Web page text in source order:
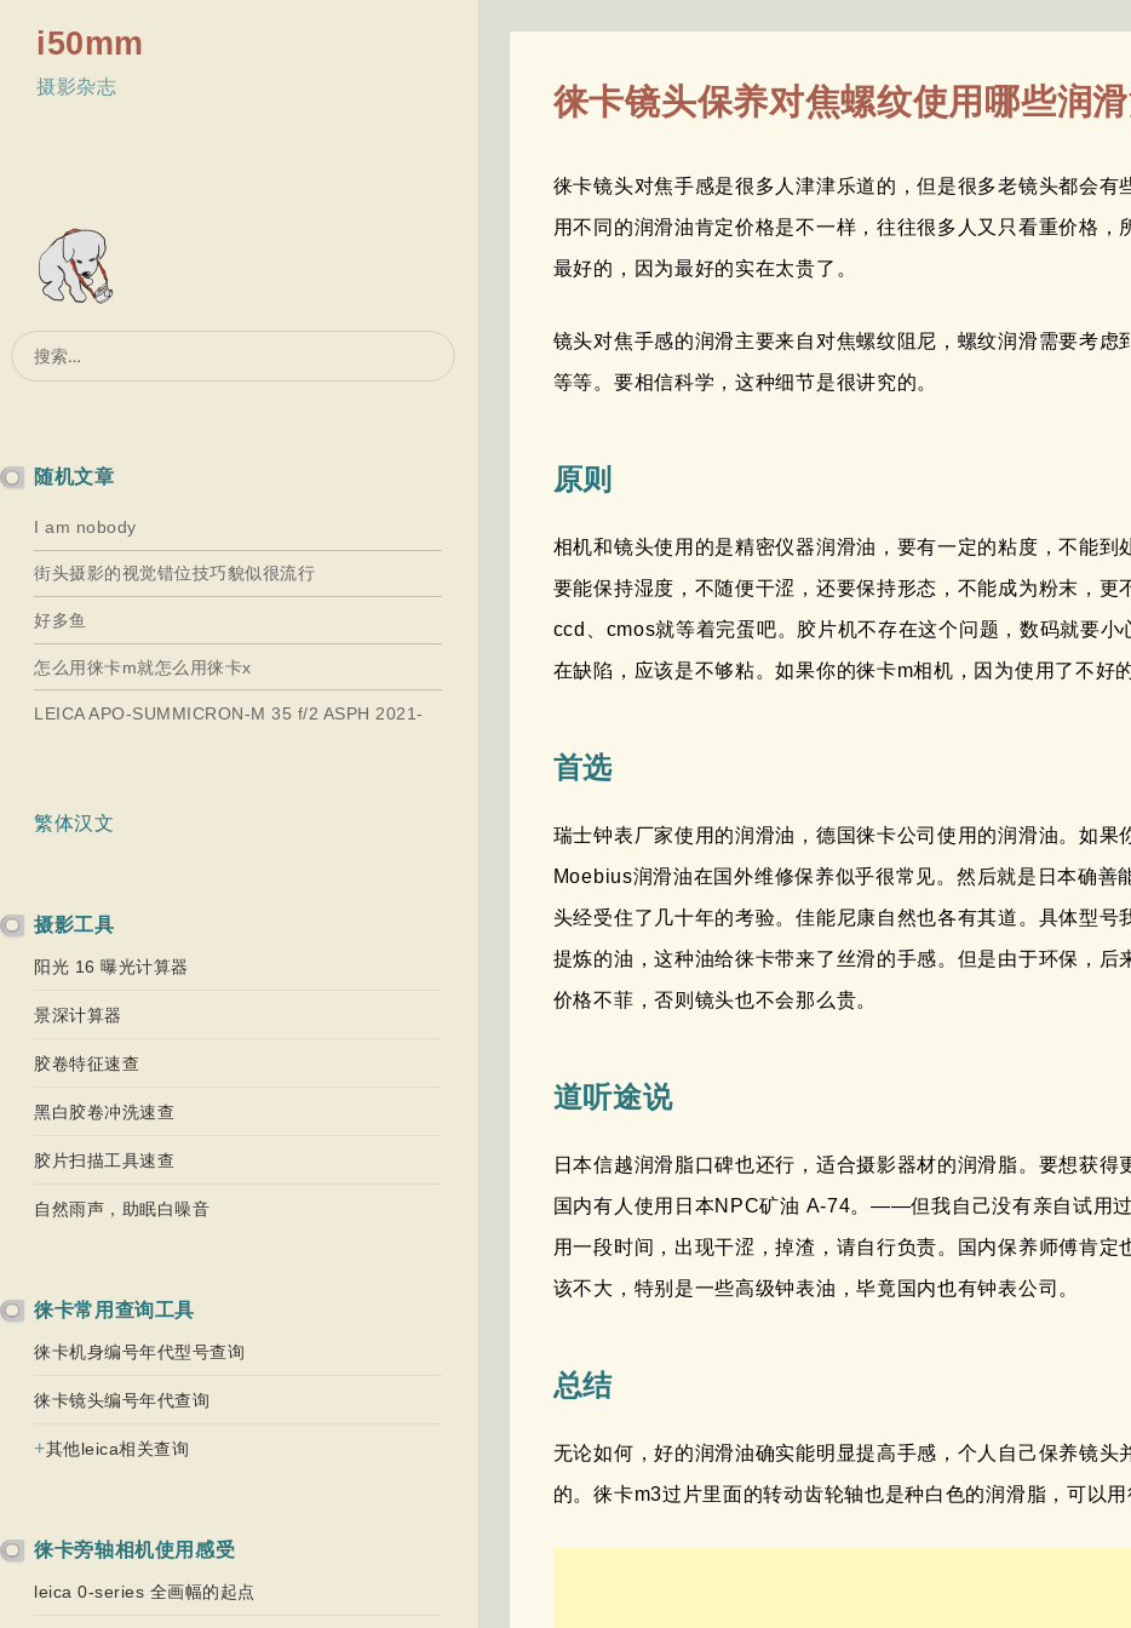
i50mm
摄影杂志
搜
索：
随机文章
I am nobody
街头摄影的视觉错位技巧貌似很流行
好多鱼
怎么用徕卡m就怎么用徕卡x
LEICA APO-SUMMICRON-M 35 f/2 ASPH 2021-
繁体汉文
摄影工具
阳光 16 曝光计算器
景深计算器
胶卷特征速查
黑白胶卷冲洗速查
胶片扫描工具速查
自然雨声，助眠白噪音
徕卡常用查询工具
徕卡机身编号年代型号查询
徕卡镜头编号年代查询
+其他leica相关查询
徕卡旁轴相机使用感受
leica 0-series 全画幅的起点
徕卡镜头保养对焦螺纹使用哪些润
徕卡镜头对焦手感是很多人津津乐道的，但是很多老镜头都会
用不同的润滑油肯定价格是不一样，往往很多人又只看重价格
最好的，因为最好的实在太贵了。
镜头对焦手感的润滑主要来自对焦螺纹阻尼，螺纹润滑需要考
等等。要相信科学，这种细节是很讲究的。
原则
相机和镜头使用的是精密仪器润滑油，要有一定的粘度，不能到
要能保持湿度，不随便干涩，还要保持形态，不能成为粉末，
ccd、cmos就等着完蛋吧。胶片机不存在这个问题，数码就要小
在缺陷，应该是不够粘。如果你的徕卡m相机，因为使用了不好
首选
瑞士钟表厂家使用的润滑油，德国徕卡公司使用的润滑油。如
Moebius润滑油在国外维修保养似乎很常见。然后就是日本确善
头经受住了几十年的考验。佳能尼康自然也各有其道。具体型号
提炼的油，这种油给徕卡带来了丝滑的手感。但是由于环保，
价格不菲，否则镜头也不会那么贵。
道听途说
日本信越润滑脂口碑也还行，适合摄影器材的润滑脂。要想获得
国内有人使用日本NPC矿油 A-74。——但我自己没有亲自试用
用一段时间，出现干涩，掉渣，请自行负责。国内保养师傅肯
该不大，特别是一些高级钟表油，毕竟国内也有钟表公司。
总结
无论如何，好的润滑油确实能明显提高手感，个人自己保养镜
的。徕卡m3过片里面的转动齿轮轴也是种白色的润滑脂，可以用